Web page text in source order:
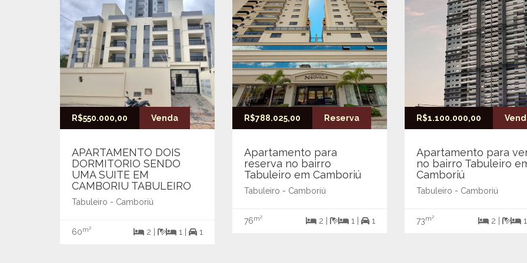
R$550.000,00 Venda
APARTAMENTO DOIS
DORMITORIO SENDO
UMA SUITE EM
CAMBORIU TABULEIRO
Tabuleiro - Camboriú
60m² 2 | 1 | 1
R$788.025,00 Reserva
Apartamento para
reserva no bairro
Tabuleiro em Camboriú
Tabuleiro - Camboriú
76m² 2 | 1 | 1
R$1.100.000,00
Apartamento para
no bairro Tabuleiro
Camboriú
Tabuleiro - Camboriú
73m² 2 |